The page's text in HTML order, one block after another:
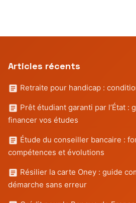
Articles récents
Retraite pour handicap :
Prêt étudiant garanti par l’État :
financer vos études
Étude du conseiller bancaire :
compétences et évolutions
Résilier la carte Oney : guide
démarche sans erreur